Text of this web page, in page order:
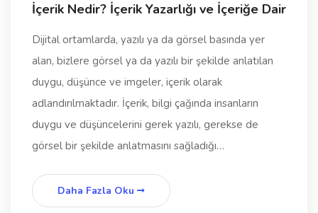
İçerik Nedir? İçerik Yazarlığı ve İçeriğe Dair
Dijital ortamlarda, yazılı ya da görsel basında yer
alan, bizlere görsel ya da yazılı bir şekilde anlatılan
duygu, düşünce ve imgeler, içerik olarak
adlandırılmaktadır. İçerik, bilgi çağında insanların
duygu ve düşüncelerini gerek yazılı, gerekse de
görsel bir şekilde anlatmasını sağladığı…
Daha Fazla Oku